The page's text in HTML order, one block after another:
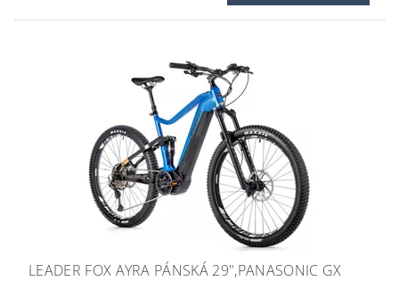
LEADER FOX AYRA PÁNSKÁ 29",PANASONIC GX